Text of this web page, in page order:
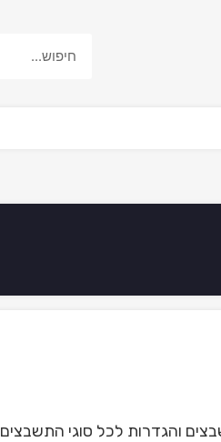
והגדרות לכל סוגי התשבצים